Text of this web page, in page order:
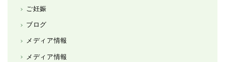
ご妊娠
ブログ
メディア情報
メディア情報